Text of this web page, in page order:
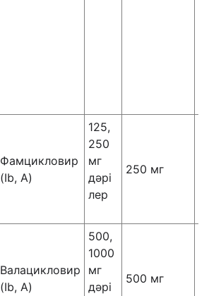
Фамцикловир
(Ib, A)
125,
250
мг
дәрі
лер
250 мг
Валацикловир
(Ib, A)
500,
1000
мг
дәрі
500 мг